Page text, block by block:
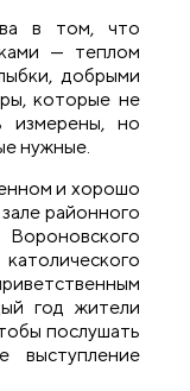
в том, что
— теплом
добрыми
которые не
но
нужные.
и хорошо
районного
год жители
послушать
выступление